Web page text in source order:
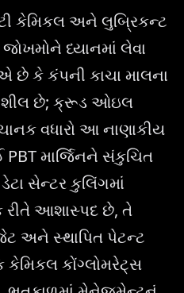
કેમિકલ અને લુબ્રિકન્ટ
ધ્યાનમાં લેવા
છે કે કંપની કાચા માલના
છે; ક્રૂડ ઓઇલ
વધારો આ નાણાકીય
PBT માર્જિનને સંકુચિત
સેન્ટર કુલિંગમાં
રીતે આશાસ્પદ છે, તે
અને સ્થાપિત પેટન્ટ
કેમિકલ કોંગ્લોમરેટ્સ